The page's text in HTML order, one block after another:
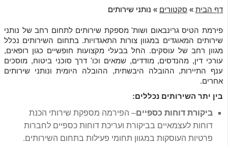
דף הבית» סקטורים» נותני שירותים
פירמת הטיס גרינבאום ושות' מספקת שירותים לתחום רחב של נותני
שירותים המאוגדים במגוון צורות התאגדויות. בתחום השירותים נכלל
מגוון רחב של עוסקים. החל בבעלי מקצועות חופשיים כגון רופאים,
עורכי דין, מהנדסים, מודדים, שמאים וכו' דרך סוכני ביטוח, מוסכים
ענף התיירות, ההובלה היבשתית, ההובלה היומית ונותני שירותים
אחרים.
בין יתר השירותים נכללים:
ביקורת דוחות כספיים– הפירמה מספקת שירותי הכנת
דוחות לעצמאיים בביקורת ועריכת דוחות כספיים לחברות
פרטיות העוסקות במגוון תחומי פעילות בתחום השירותים.